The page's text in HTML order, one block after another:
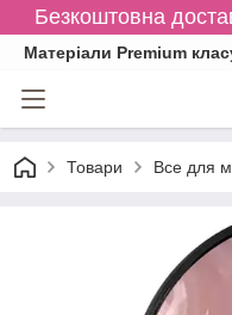
Безкоштовна
Матеріали Premium
Товари Все для